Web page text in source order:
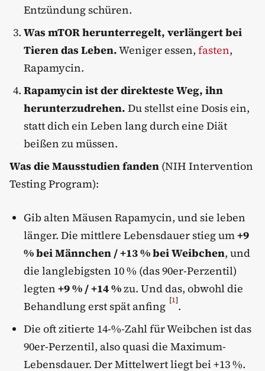
Entzündung schüren.
Was mTOR herunterregelt, verlängert bei
Tieren das Leben.Weniger essen, fasten,
Rapamycin.
Rapamycin ist der direkteste Weg, ihn
herunterzudrehen. Du stellst eine Dosis ein,
statt dich ein Leben lang durch eine Diät
beißen zu müssen.
Was die Mausstudien fanden (NIH Intervention
Testing Program):
Gib alten Mäusen Rapamycin, und sie leben
länger. Die mittlere Lebensdauer stieg um+9
% bei Männchen / +13 % bei Weibchen, und
die langlebigsten 10 % (das 90er-Perzentil)
legten +9 % / +14 %zu. Und das, obwohl die
Behandlung erst spät anfing [1].
Die oft zitierte 14-%-Zahl für Weibchen ist das
90er-Perzentil, also quasi die Maximum-
Lebensdauer. Der Mittelwert liegt bei +13 %.